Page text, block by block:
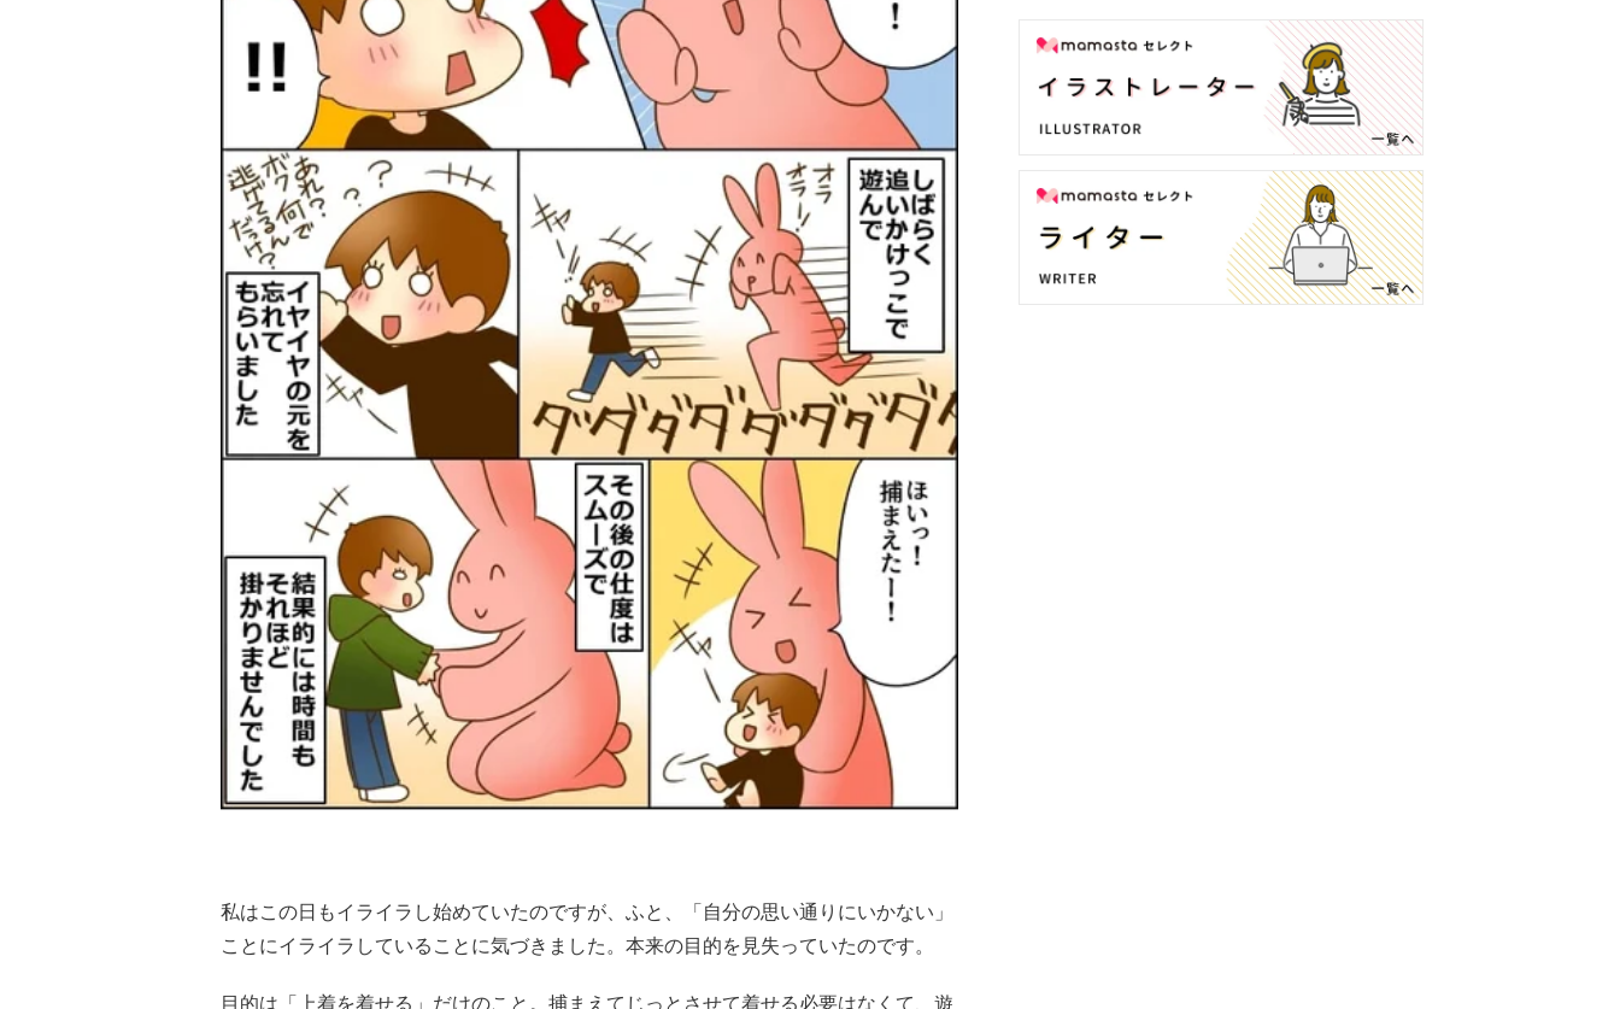
私はこの日もイライラし始めていたのですが、ふと、「自分の思い通りにいかない」
ことにイライラしていることに気づきました。本来の目的を見失っていたのです。
目的は「上着を着せる」だけのこと。捕まえてじっとさせて着せる必要はなくて、遊